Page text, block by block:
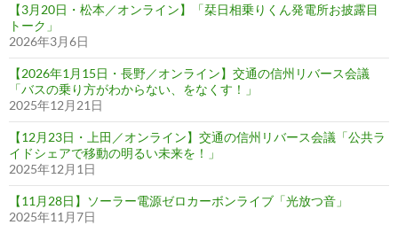
【3月20日・松本／オンライン】「栞日相乗りくん発電所お披露目
トーク」
2026年3月6日
【2026年1月15日・長野／オンライン】交通の信州リバース会議
「バスの乗り方がわからない、をなくす！」
2025年12月21日
【12月23日・上田／オンライン】交通の信州リバース会議「公共ラ
イドシェアで移動の明るい未来を！」
2025年12月1日
【11月28日】ソーラー電源ゼロカーボンライブ「光放つ音」
2025年11月7日